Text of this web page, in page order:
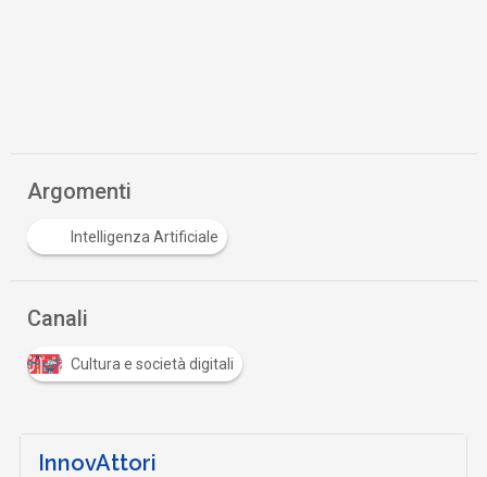
Argomenti
Intelligenza Artificiale
Canali
Cultura e società digitali
InnovAttori